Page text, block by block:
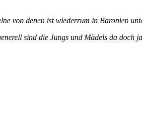
von denen ist wiederrum in Baronien
sind die Jungs und Mädels da doch